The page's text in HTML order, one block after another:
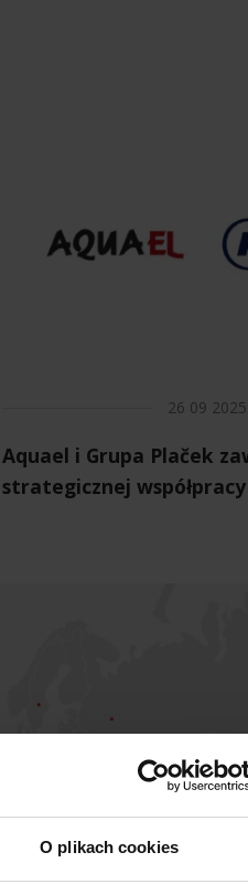
O plikach cookies
26 09 2025
Aquael i Grupa Plaček
strategicznej współpracy